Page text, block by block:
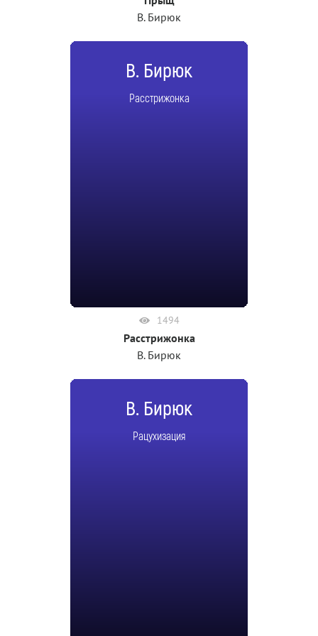
В. Бирюк
В. Бирюк
Расстрижонка
1494
Расстрижонка
В. Бирюк
В. Бирюк
Рацухизация